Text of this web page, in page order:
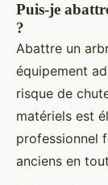
Puis-je
?
Abattre un
équipement
risque de
matériels est
professionnel
anciens en